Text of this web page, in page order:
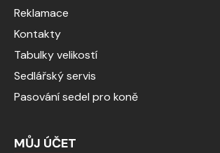
Reklamace
Kontakty
Tabulky velikostí
Sedlářský servis
Pasování sedel pro koně
MŮJ ÚČET